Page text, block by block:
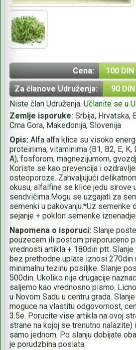
Cena:
100 DIN
Za članove Udruženja:
90 DIN
Niste član Udruženja. Učlanite se u
Zemlje isporuke: Srbija, Hrvatska,
Crna Gora, Makedonija, Slovenija
Opis: Alfa alfa klice su visoko
proteinima, vitaminima (B1, B2, E,
A), fosforom, magnezijumom,
Koriste se kao prevencija i
osteoporoze. Zahvaljujući
okusu, alfalfine se klice jedu sirove
sendvičima.Mogu se uzgajati za
semenki u pakovanju.*Uz semenke
sejanje + poklon semenke
Napomena o isporuci: Slanje
pouzecem ili postom preporuceno
vrednosti artikla + 180din ptt.
bez prethodne uplate iznosi 270din
minimalnu tezinu posiljke. Slanje
500din. Ukoliko nije drugacije
saljemo kao vrednosno pismo.
u Novom Sadu u centru grada.
moguce na vlastitu odgovornost,
3.5e. Porucite vise artikla na ovoj
strane na kojoj se trenutno
samo jednom. Po slanju dobijate
je porudzbina poslata.